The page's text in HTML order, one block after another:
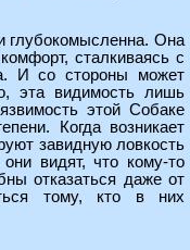
глубокомысленна. Она
сталкиваясь с
И со стороны может
эта видимость лишь
этой Собаке
Когда возникает
завидную ловкость
видят, что кому-то
отказаться даже от
тому, кто в них